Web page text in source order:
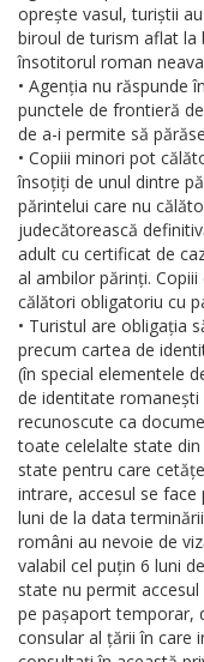
oprește vasul, turiștii
biroul de turism aflat la
însotitorul roman
• Agenția nu răspunde
punctele de frontieră
de a-i permite să
• Copiii minori pot
însoțiți de unul dintre
părintelui care nu
judecătorească
adult cu certificat de
al ambilor părinți.
călători obligatoriu cu
• Turistul are obligația
precum cartea de
(în special elementele
de identitate romanești
recunoscute ca
toate celelalte state
state pentru care
intrare, accesul se face
luni de la data
români au nevoie de
valabil cel puțin 6 luni
state nu permit
pe pașaport temporar,
consular al țării în care